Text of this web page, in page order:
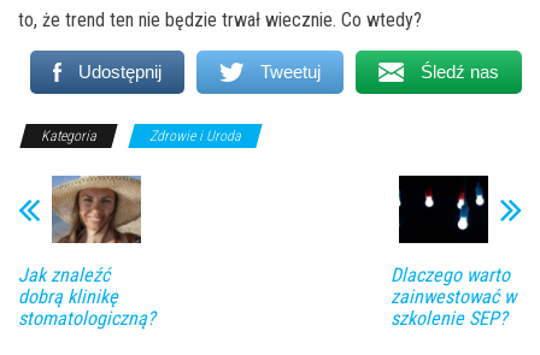
to, że trend ten nie będzie trwał wiecznie. Co wtedy?
Udostępnij Tweetuj Śledź nas
Kategoria Zdrowie i Uroda
Jak znaleźć
dobrą klinikę
stomatologiczną?
Dlaczego warto
zainwestować w
szkolenie SEP?